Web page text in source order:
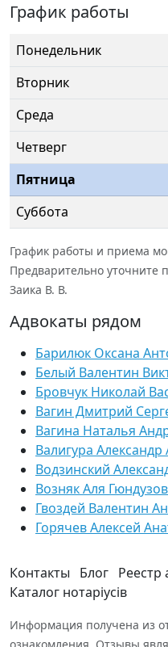
График работы
Понедельник
Вторник
Среда
Четверг
Пятница
Суббота
График работы и приема
Предварительно уточните
Заика В. В.
Адвокаты рядом
Барилюк Оксана
Белый Валентин
Бровчук Николай
Вагин Дмитрий
Вагина Наталья
Валигура
Водзинский
Возняк Аля
Гвоздей Валентин
Горячев Алексей
Контакты Блог Реестр
Каталог нотаріусів
Информация получена из